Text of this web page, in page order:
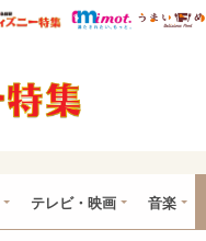
ママ* ウレぴあ総研 デ
mimot.
テレビ・映画 音楽